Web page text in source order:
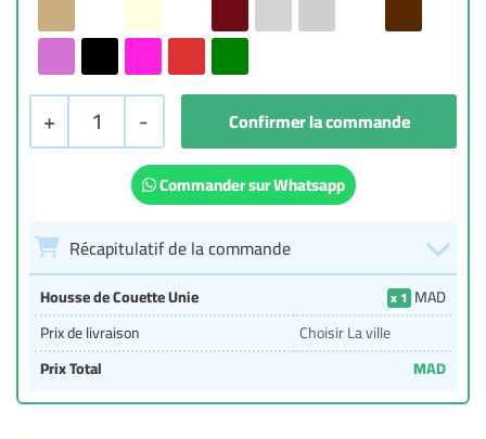
+ 1 -
Commander sur Whatsapp
Récapitulatif de la commande
Housse de Couette Unie 1 MAD
Prix de livraison
Choisir La ville
Prix Total
MAD